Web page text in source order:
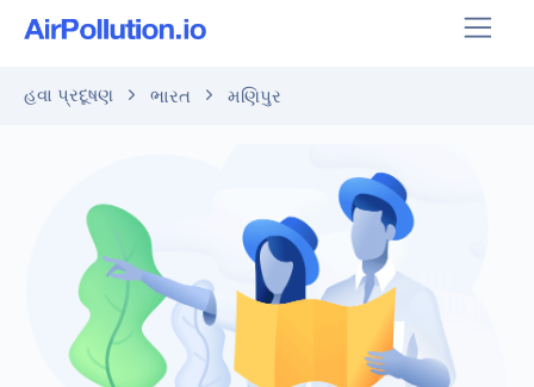
હવા પ્રદૂષણ ભારત મણિપુર